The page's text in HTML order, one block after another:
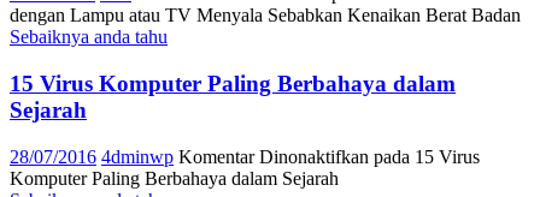
dengan Lampu atau TV Menyala Sebabkan Kenaikan Berat Badan
Sebaiknya anda tahu
15 Virus Komputer Paling Berbahaya dalam
Sejarah
28/07/2016 4dminwp Komentar Dinonaktifkan pada 15 Virus
Komputer Paling Berbahaya dalam Sejarah